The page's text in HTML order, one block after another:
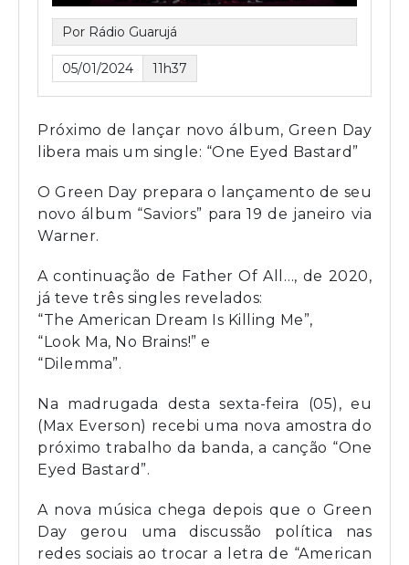
Por Rádio Guarujá
05/01/2024 11h37
Próximo de lançar novo álbum, Green Day
libera mais um single: “One Eyed Bastard”
O Green Day prepara o lançamento de seu
novo álbum “Saviors” para 19 de janeiro via
Warner.
A continuação de Father Of All…, de 2020,
já teve três singles revelados:
“The American Dream Is Killing Me”,
“Look Ma, No Brains!” e
“Dilemma”.
Na madrugada desta sexta-feira (05), eu
(Max Everson) recebi uma nova amostra do
próximo trabalho da banda, a canção “One
Eyed Bastard”.
A nova música chega depois que o Green
Day gerou uma discussão política nas
redes sociais ao trocar a letra de “American